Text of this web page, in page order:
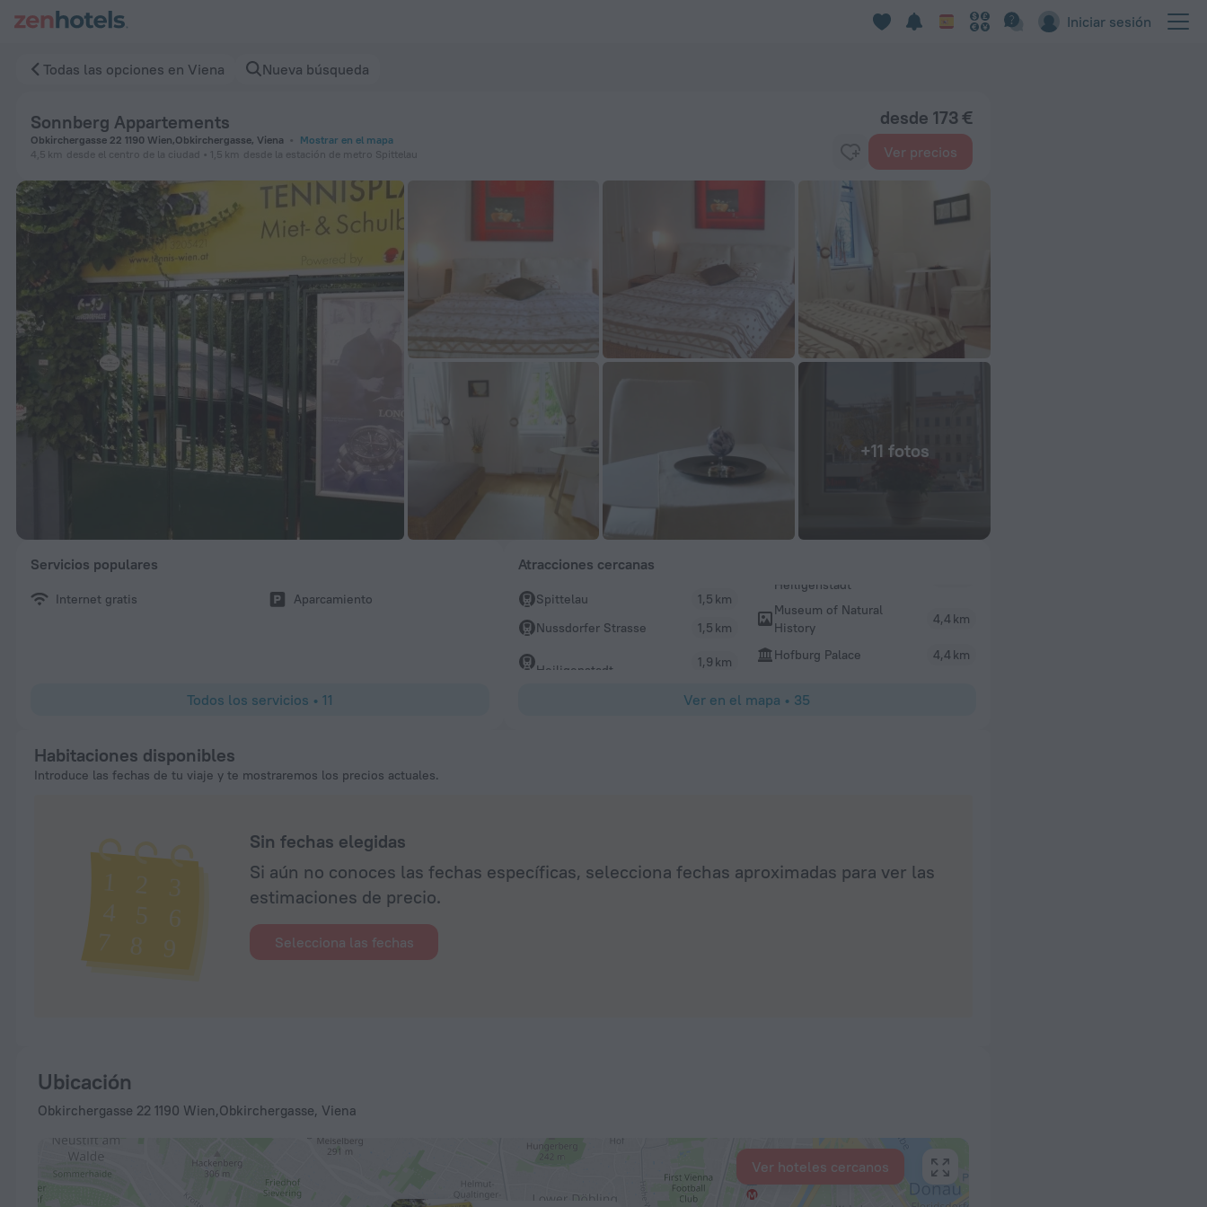
Iniciar sesión
Todas las opciones en Viena Nueva búsqueda
Sonnberg Appartements
Obkirchergasse 22 1190 Wien,Obkirchergasse, Viena
Mostrar en el mapa
4,5 km
desde el centro de la ciudad 1,5 km desde la estación de metro Spittelau
desde 173 €
Ver precios
+11 fotos
Servicios populares
Internet gratis Aparcamiento
Todos los servicios • 11
Atracciones cercanas
Spittelau
1,5 km
Nussdorfer Strasse
1,5 km
Heiligenstadt 1,9 km
Museum of Natural
History
4,4 km
Hofburg Palace 4,4 km
Ver en el mapa • 35
Habitaciones disponibles
Introduce las fechas de tu viaje y te mostraremos los precios actuales.
Sin fechas elegidas
Si aún no conoces las fechas específicas, selecciona fechas aproximadas para ver las
estimaciones de precio.
Selecciona las fechas
Ubicación
Obkirchergasse 22 1190 Wien,Obkirchergasse, Viena
Ver hoteles cercanos
Sonnberg Appartements en Viena — Reserva ahora en ZenHotels.com